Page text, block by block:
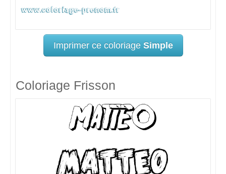
Imprimer ce coloriage Simple
Coloriage Frisson